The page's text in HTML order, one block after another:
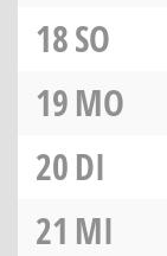
18SO
19MO
20DI
21 MI